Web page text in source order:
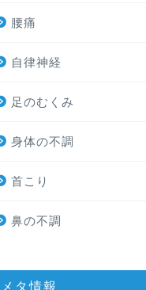
腰痛
自律神経
足のむくみ
身体の不調
首こり
鼻の不調
メタ情報